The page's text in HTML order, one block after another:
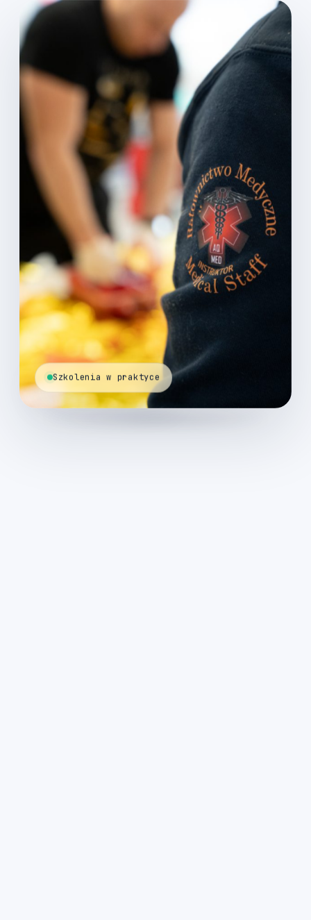
Szkolenia w praktyce